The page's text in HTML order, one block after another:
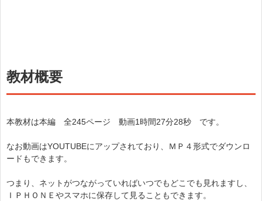
教材概要
本教材は本編 全245ページ 動画1時間27分28秒 です。
なお動画はYOUTUBEにアップされており、ＭＰ４形式でダウンロ
ードもできます。
つまり、ネットがつながっていればいつでもどこでも見れますし、
ＩＰＨＯＮＥやスマホに保存して見ることもできます。